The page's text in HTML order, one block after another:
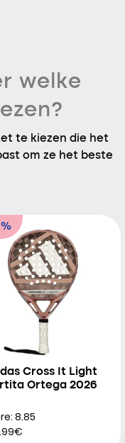
welke
te kiezen die het
om ze het beste
Cross It Light
Ortega 2026
8.85